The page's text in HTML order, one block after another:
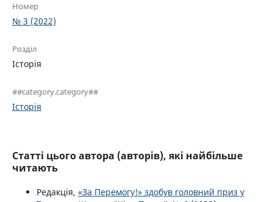
Номер
№ 3 (2022)
Розділ
Історія
##category.category##
Історія
Статті цього автора (авторів), які найбільше
читають
Редакція, «За Перемогу!» здобув головний приз у